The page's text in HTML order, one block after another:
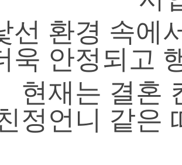
선 환경 속에
욱 안정되고
현재는 결혼
정언니 같은